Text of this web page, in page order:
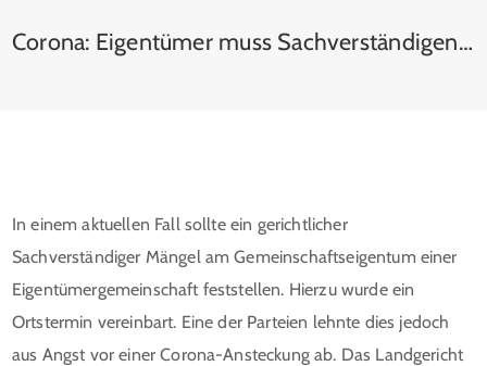
Corona: Eigentümer muss Sachverständigen dulden
In einem aktuellen Fall sollte ein gerichtlicher
Sachverständiger Mängel am Gemeinschaftseigentum einer
Eigentümergemeinschaft feststellen. Hierzu wurde ein
Ortstermin vereinbart. Eine der Parteien lehnte dies jedoch
aus Angst vor einer Corona-Ansteckung ab. Das Landgericht